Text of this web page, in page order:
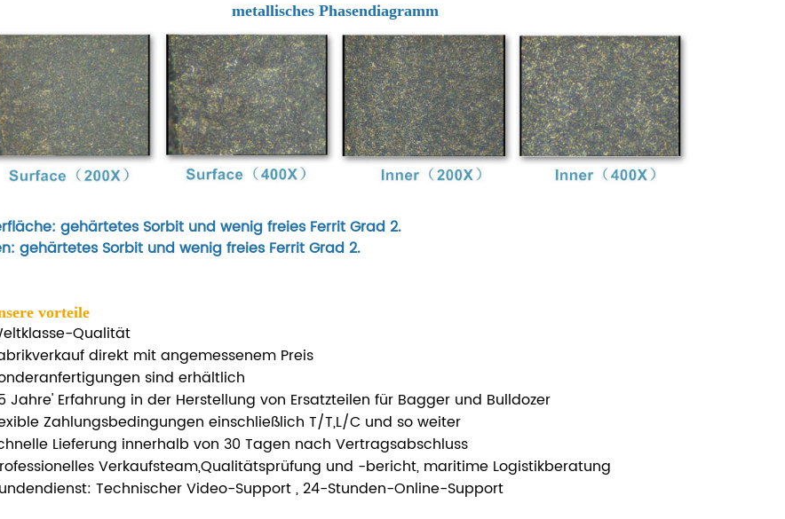
metallisches Phasendiagramm
gehärtetes Sorbit und wenig freies Ferrit Grad 2.
gehärtetes Sorbit und wenig freies Ferrit Grad 2.
vorteile
Qualität
direkt mit angemessenem Preis
sind erhältlich
Jahre' Erfahrung in der Herstellung von Ersatzteilen für Bagger und Bulldozer
Zahlungsbedingungen einschließlich T/T,L/C und so weiter
Lieferung innerhalb von 30 Tagen nach Vertragsabschluss
Verkaufsteam,Qualitätsprüfung und -bericht, maritime Logistikberatung
Technischer Video-Support , 24-Stunden-Online-Support